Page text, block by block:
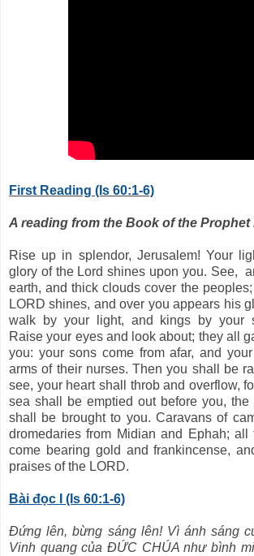
First Reading (Is 60:1-6)
A reading from the Book of the Prophet
Rise up in splendor, Jerusalem! Your
glory of the Lord shines upon you. See,
earth, and thick clouds cover the
LORD shines, and over you appears his
walk by your light, and kings by your
Raise your eyes and look about; they all
you: your sons come from afar, and
arms of their nurses. Then you shall be
see, your heart shall throb and overflow,
sea shall be emptied out before you, the
shall be brought to you. Caravans of
dromedaries from Midian and Ephah; all
come bearing gold and frankincense,
praises of the LORD.
Bài đọc I (Is 60:1-6)
Đứng lên, bừng sáng lên! Vì ánh sáng
Vinh quang của ĐỨC CHÚA như bình